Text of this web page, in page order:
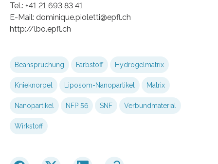
Tel.: +41 21 693 83 41
E-Mail: dominique.pioletti@epfl.ch
http://lbo.epfl.ch
Beanspruchung Farbstoff Hydrogelmatrix
Knieknorpel Liposom-Nanopartikel Matrix
Nanopartikel NFP 56 SNF Verbundmaterial
Wirkstoff